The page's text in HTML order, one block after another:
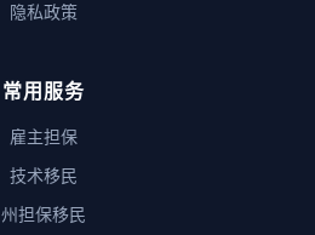
隐私政策
常用服务
雇主担保
技术移民
州担保移民